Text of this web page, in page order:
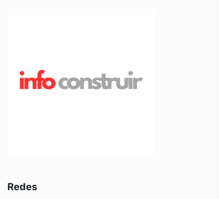
Redes